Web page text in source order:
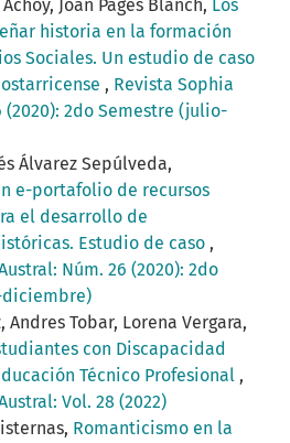
Joan Pagès Blanch, Los
historia en la formación
Sociales. Un estudio de caso
, Revista Sophia
(2020): 2do Semestre (julio-
Álvarez Sepúlveda,
e-portafolio de recursos
el desarrollo de
Estudio de caso ,
Núm. 26 (2020): 2do
Andres Tobar, Lorena Vergara,
con Discapacidad
Técnico Profesional ,
Vol. 28 (2022)
Romanticismo en la